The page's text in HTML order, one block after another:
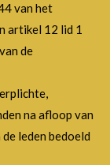
van het
artikel 12 lid 1
de
na afloop van
leden bedoeld